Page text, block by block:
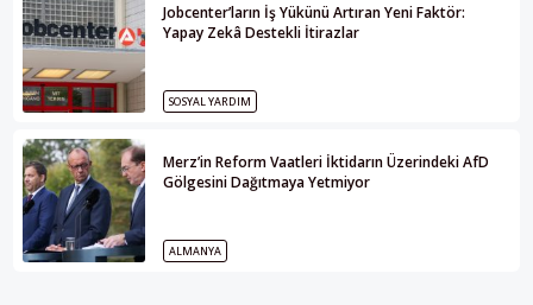
Jobcenter’ların İş Yükünü Artıran Yeni Faktör:
Yapay Zekâ Destekli İtirazlar
SOSYAL YARDIM
Merz’in Reform Vaatleri İktidarın Üzerindeki AfD
Gölgesini Dağıtmaya Yetmiyor
ALMANYA